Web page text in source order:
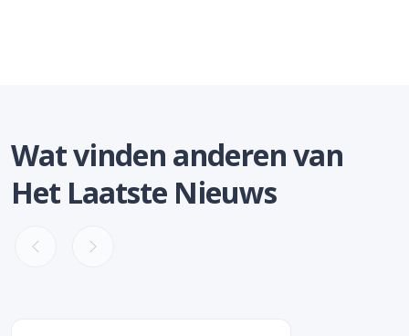
Wat vinden anderen van
Het Laatste Nieuws